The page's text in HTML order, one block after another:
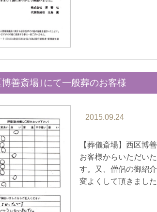
善斎場｣にて一般葬のお客様
2015.09.24
【葬儀斎場】西区博
お客様からいただい
す。又、僧侶の御紹
変よくして頂きまし